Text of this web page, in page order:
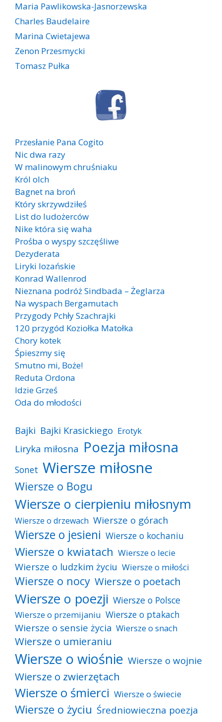
Maria Pawlikowska-Jasnorzewska
Charles Baudelaire
Marina Cwietajewa
Zenon Przesmycki
Tomasz Pułka
Przesłanie Pana Cogito
Nic dwa razy
W malinowym chruśniaku
Król olch
Bagnet na broń
Który skrzywdziłeś
List do ludożerców
Nike która się waha
Prośba o wyspy szczęśliwe
Dezyderata
Liryki lozańskie
Konrad Wallenrod
Nieznana podróż Sindbada – Żeglarza
Na wyspach Bergamutach
Przygody Pchły Szachrajki
120 przygód Koziołka Matołka
Chory kotek
Śpieszmy się
Smutno mi, Boże!
Reduta Ordona
Idzie Grześ
Oda do młodości
Bajki Bajki Krasickiego Erotyk
Liryka miłosna Poezja miłosna
Sonet Wiersze miłosne
Wiersze o Bogu
Wiersze o cierpieniu miłosnym
Wiersze o drzewach Wiersze o górach
Wiersze o jesieni Wiersze o kochaniu
Wiersze o kwiatach Wiersze o lecie
Wiersze o ludzkim życiu Wiersze o miłości
Wiersze o nocy Wiersze o poetach
Wiersze o poezji Wiersze o Polsce
Wiersze o przemijaniu Wiersze o ptakach
Wiersze o sensie życia Wiersze o snach
Wiersze o umieraniu
Wiersze o wiośnie Wiersze o wojnie
Wiersze o zwierzętach
Wiersze o śmierci Wiersze o świecie
Wiersze o życiu Średniowieczna poezja